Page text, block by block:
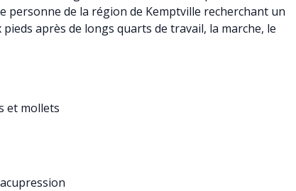
personne de la région de Kemptville recherchant un
après de longs quarts de travail, la marche, le
et mollets